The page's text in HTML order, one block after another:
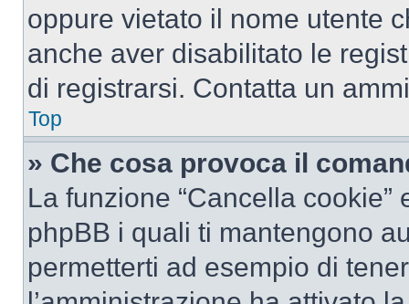
oppure vietato il nome utente
anche aver disabilitato le
di registrarsi. Contatta un
Top
» Che cosa provoca il
La funzione “Cancella
phpBB i quali ti mantengono
permetterti ad esempio di